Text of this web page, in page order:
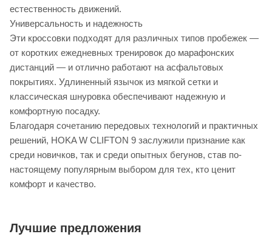
естественность движений.
Универсальность и надежность
Эти кроссовки подходят для различных типов пробежек —
от коротких ежедневных тренировок до марафонских
дистанций — и отлично работают на асфальтовых
покрытиях. Удлиненный язычок из мягкой сетки и
классическая шнуровка обеспечивают надежную и
комфортную посадку.
Благодаря сочетанию передовых технологий и практичных
решений, HOKA W CLIFTON 9 заслужили признание как
среди новичков, так и среди опытных бегунов, став по-
настоящему популярным выбором для тех, кто ценит
комфорт и качество.
Лучшие предложения